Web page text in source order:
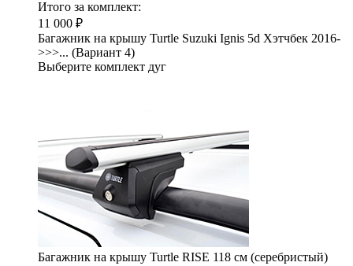
Итого за комплект:
11 000 ₽
Багажник на крышу Turtle Suzuki Ignis 5d Хэтчбек 2016-
>>>... (Вариант 4)
Выберите комплект дуг
Багажник на крышу Turtle RISE 118 см (серебристый)